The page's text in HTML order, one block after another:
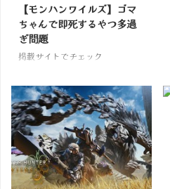
【モンハンワイルズ】ゴマ
ちゃんで即死するやつ多過
ぎ問題
掲載サイトでチェック